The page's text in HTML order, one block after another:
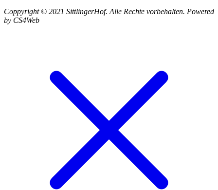
Coppyright © 2021 SittlingerHof. Alle Rechte vorbehalten. Powered
by CS4Web